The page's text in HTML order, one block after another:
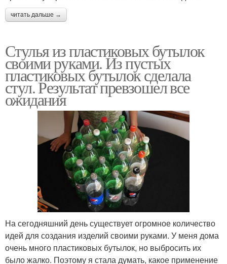
читать дальше →
Стулья из пластиковых бутылок
своими руками. Из пустых
пластиковых бутылок сделала
стул. Результат превзошел все
ожидания
На сегодняшний день существует огромное количество
идей для создания изделий своими руками. У меня дома
очень много пластиковых бутылок, но выбросить их
было жалко. Поэтому я стала думать, какое применение